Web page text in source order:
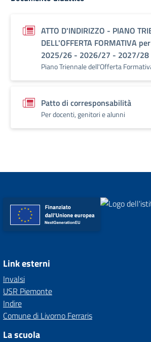
ATTO D'INDIRIZZO - PIANO
DELL'OFFERTA FORMATIVA
2025/26 - 2026/27 - 2027/28
Piano Triennale dell'Offerta
Patto di corresponsabilità
Per docenti, genitori e alunni
Link esterni
Invalsi
USR Piemonte
Indire
Comune di Livorno Ferraris
La scuola